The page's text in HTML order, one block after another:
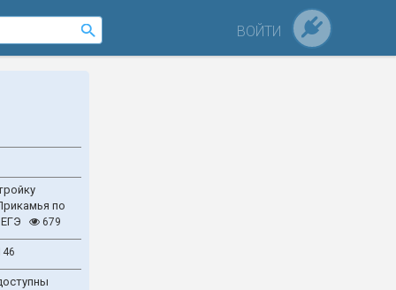
ВОЙТИ
по
679